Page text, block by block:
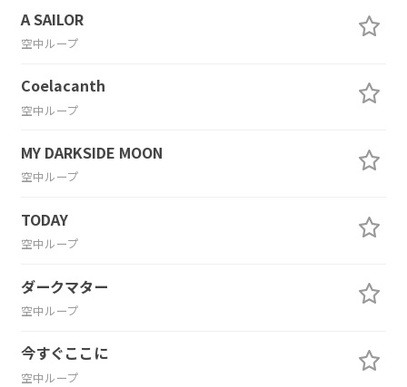
A SAILOR
空中ループ
Coelacanth
空中ループ
MY DARKSIDE MOON
空中ループ
TODAY
空中ループ
ダークマター
空中ループ
今すぐここに
空中ループ